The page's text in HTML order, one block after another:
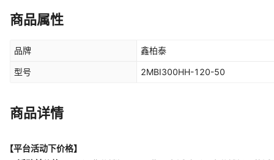
商品属性
品牌 鑫柏泰
型号 2MBI300HH-120-50
商品详情
【平台活动下价格】